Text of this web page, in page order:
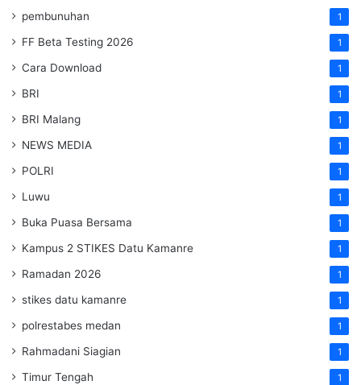
pembunuhan 1
FF Beta Testing 2026 1
Cara Download 1
BRI 1
BRI Malang 1
NEWS MEDIA 1
POLRI 1
Luwu 1
Buka Puasa Bersama 1
Kampus 2 STIKES Datu Kamanre 1
Ramadan 2026 1
stikes datu kamanre 1
polrestabes medan 1
Rahmadani Siagian 1
Timur Tengah 1